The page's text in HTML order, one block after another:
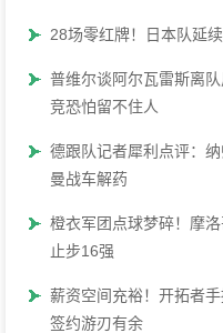
28场零红牌！日本队延
普维尔谈阿尔瓦雷斯离
竞恐怕留不住人
德跟队记者犀利点评：
曼战车解药
橙衣军团点球梦碎！摩
止步16强
薪资空间充裕！开拓者
签约游刃有余